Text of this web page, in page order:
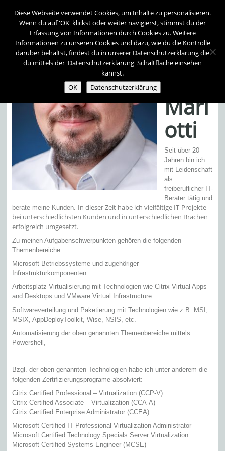
Andr
Mari
otti
Seit über 20
Jahren bin ich
mit Leidenschaft
als
freiberuflicher IT-
Berater tätig und
berate meine Kunden. In dieser Zeit habe ich vielfältige IT-Projekte
bei unterschiedlichsten Kunden und in unterschiedlichen Brachen
erfolgreich umgesetzt.
Zu meinen Aufgabenschwerpunkten gehören die folgenden
Themenbereiche:
Microsoft Betriebssysteme und zugehöriger
Infrastrukturkomponenten.
Arbeitsplatz Virtualisierung mit Technologien wie Citrix Virtual Apps
and Desktops und VMware Virtual Infrastructure.
Softwareverteilung und Paketierung mit Technologien wie z.B. MSI,
MSIX, AppDeployToolkit, Wise, NSIS, etc.
Automatisierung der oben genannten Themenbereiche mittels
Powershell,
Bzgl. der oben genannten Technologien habe ich unter anderem die
folgenden Zertifizierungsprograme absolviert:
Citrix Certified Professional – Virtualization (CCP-V)
Citrix Certified Associate – Virtualization (CCA-A)
Citrix Certified Enterprise Administrator (CCEA)
Microsoft Certified IT Professional Virtualization Administrator
Microsoft Certified Technology Specials Server Virtualization
Microsoft Certified Systems Engineer (MCSE)
Diese Webseite verwendet Cookies, um Inhalte zu personalisieren.
Wenn du auf 'OK' klickst oder weiter navigierst, stimmst du der
Erfassung von Informationen durch Cookies zu. Weitere
Informationen zu unseren Cookies und dazu, wie du die Kontrolle
darüber behältst, findest du in unserer Datenschutzerklärung die
du mittels der 'Datenschutzerklärung' Schaltfläche einsehen
kannst.
OK
Datenschutzerklärung